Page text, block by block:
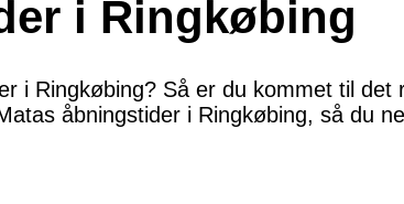
i Ringkøbing
i Ringkøbing? Så er du kommet til
åbningstider i Ringkøbing, så du